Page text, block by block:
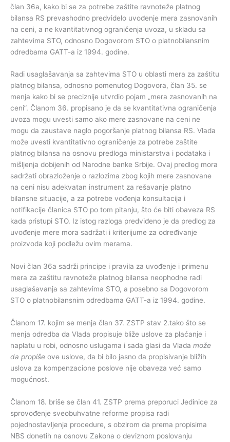
član 36a, kako bi se za potrebe zaštite ravnoteže platnog
bilansa RS prevashodno predvidelo uvođenje mera zasnovanih
na ceni, a ne kvantitativnog ograničenja uvoza, u skladu sa
zahtevima STO, odnosno Dogovorom STO o platnobilansnim
odredbama GATT-a iz 1994. godine.
Radi usaglašavanja sa zahtevima STO u oblasti mera za zaštitu
platnog bilansa, odnosno pomenutog Dogovora, član 35. se
menja kako bi se preciznije utvrdio pojam „mera zasnovanih na
ceni”. Članom 36. propisano je da se kvantitativna ograničenja
uvoza mogu uvesti samo ako mere zasnovane na ceni ne
mogu da zaustave naglo pogoršanje platnog bilansa RS. Vlada
može uvesti kvantitativno ograničenje za potrebe zaštite
platnog bilansa na osnovu predloga ministarstva i podataka i
mišljenja dobijenih od Narodne banke Srbije. Ovaj predlog mora
sadržati obrazloženje o razlozima zbog kojih mere zasnovane
na ceni nisu adekvatan instrument za rešavanje platno
bilansne situacije, a za potrebe vođenja konsultacija i
notifikacije članica STO po tom pitanju, što će biti obaveza RS
kada pristupi STO. Iz istog razloga predviđeno je da predlog za
uvođenje mere mora sadržati i kriterijume za određivanje
proizvoda koji podležu ovim merama.
Novi član 36a sadrži principe i pravila za uvođenje i primenu
mera za zaštitu ravnoteže platnog bilansa neophodne radi
usaglašavanja sa zahtevima STO, a posebno sa Dogovorom
STO o platnobilansnim odredbama GATT-a iz 1994. godine.
Članom 17. kojim se menja član 37. ZSTP stav 2.tako što se
menja odredba da Vlada propisuje bliže uslove za plaćanje i
naplatu u robi, odnosno uslugama i sada glasi da Vlada može
da propiše ove uslove, da bi bilo jasno da propisivanje bližih
uslova za kompenzacione poslove nije obaveza već samo
mogućnost.
Članom 18. briše se član 41. ZSTP prema preporuci Jedinice za
sprovođenje sveobuhvatne reforme propisa radi
pojednostavljenja procedure, s obzirom da prema propisima
NBS donetih na osnovu Zakona o deviznom poslovanju